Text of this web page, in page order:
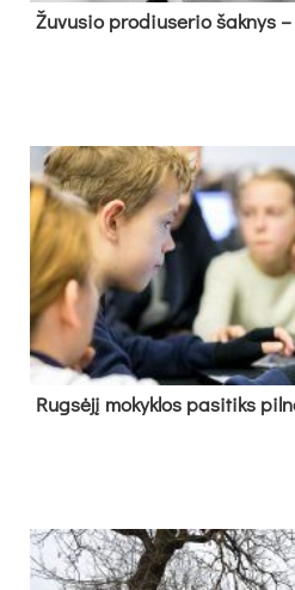
Žu­vu­sio pro­diu­se­rio šak­nys
Rug­sė­jį mo­kyk­los pa­si­tiks